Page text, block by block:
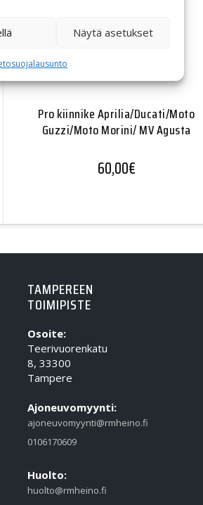
Näytä asetukset
Pro kiinnike Aprilia/Ducati/Moto
Guzzi/Moto Morini/ MV Agusta
60,00€
TAMPEREEN
TOIMIPISTE
Osoite:
Teerivuorenkatu
8, 33300
Tampere
Ajoneuvomyynti:
ajoneuvomyynti@rmheino.fi
0106170609
Huolto:
huolto@rmheino.fi